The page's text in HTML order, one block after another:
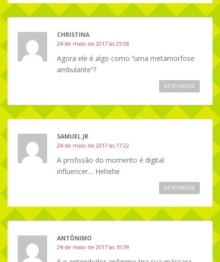
CHRISTINA
24 de maio de 2017 às 23:08
Agora ele é algo como “uma metamorfose
ambulante”?
RESPONDER
SAMUEL JR
24 de maio de 2017 às 17:22
A profissão do momento é digital
influencer… Hehehe
RESPONDER
ANTÔNIMO
24 de maio de 2017 às 10:39